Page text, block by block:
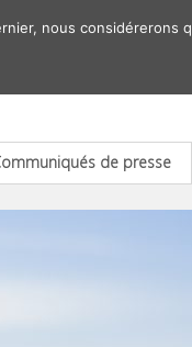
de presse
nous considérerons